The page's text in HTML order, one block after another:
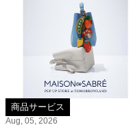
商品サービス
Aug, 05, 2026